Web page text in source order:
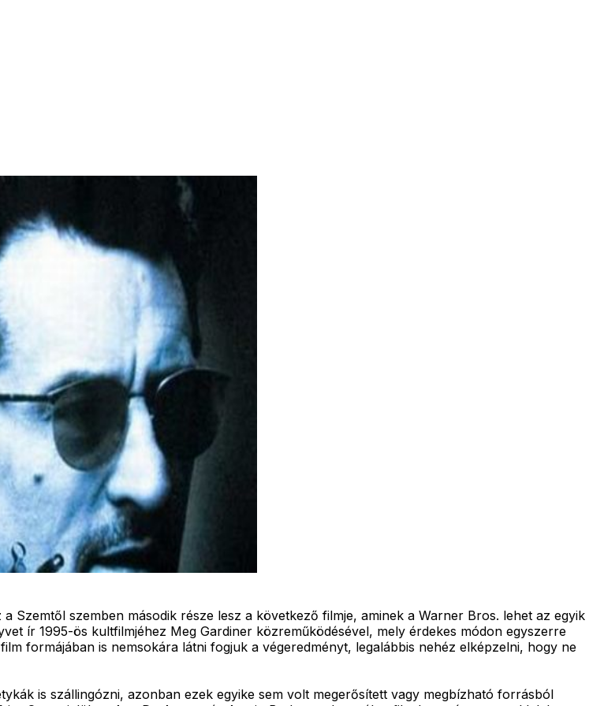
Szemtől szemben második része lesz a következő filmje, aminek a Warner Bros. lehet az egyik
ír 1995-ös kultfilmjéhez Meg Gardiner közreműködésével, mely érdekes módon egyszerre
formájában is nemsokára látni fogjuk a végeredményt, legalábbis nehéz elképzelni, hogy ne
is szállingózni, azonban ezek egyike sem volt megerősített vagy megbízható forrásból